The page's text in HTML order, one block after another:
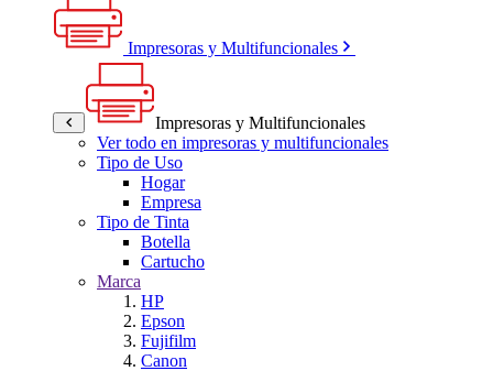
Impresoras y Multifuncionales
Impresoras y Multifuncionales
Ver todo en impresoras y multifuncionales
Tipo de Uso
Hogar
Empresa
Tipo de Tinta
Botella
Cartucho
Marca
HP
Epson
Fujifilm
Canon